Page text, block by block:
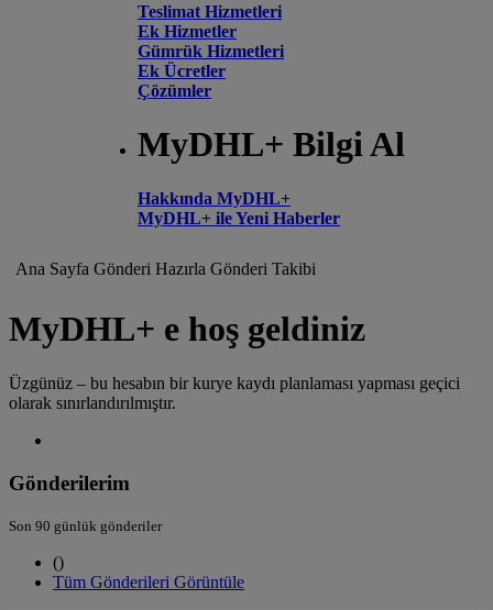
Teslimat Hizmetleri
Ek Hizmetler
Gümrük Hizmetleri
Ek Ücretler
Çözümler
MyDHL+ Bilgi Al
Hakkında MyDHL+
MyDHL+ ile Yeni Haberler
Ana Sayfa Gönderi Hazırla Gönderi Takibi
MyDHL+ e hoş geldiniz
Üzgünüz – bu hesabın bir kurye kaydı planlaması yapması geçici
olarak sınırlandırılmıştır.
Gönderilerim
Son 90 günlük gönderiler
()
Tüm Gönderileri Görüntüle